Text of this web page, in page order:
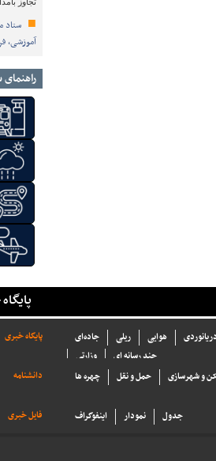
ستاد
آموزشی،
پایگاه خبری جاده‌ای ریلی هوایی
وزارتی
چند رسانه ای
دانشنامه
چهره ها حمل و نقل و شهرسازی
فایل خبری اینفوگراف نمودار جدول